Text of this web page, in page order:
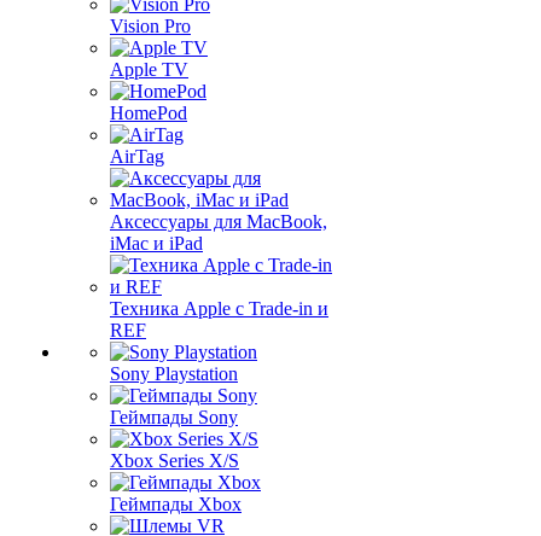
Vision Pro
Apple TV
HomePod
AirTag
Аксессуары для MacBook,
iMac и iPad
Техника Apple с Trade-in и
REF
Sony Playstation
Геймпады Sony
Xbox Series X/S
Геймпады Xbox